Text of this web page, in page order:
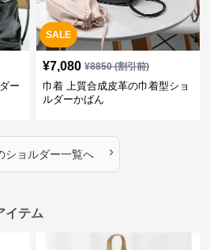
ー
SALE
¥7,080 ¥8850(割引前)
巾着 上質合成皮革の巾着型ショ
ルダーかばん
ショルダー一覧へ ›
イテム